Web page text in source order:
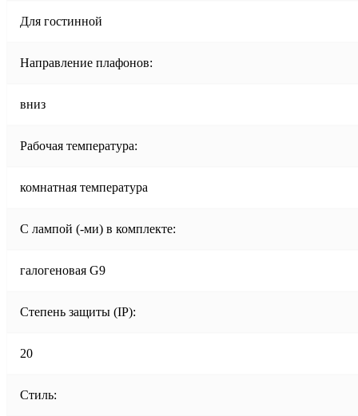
Для гостинной
Направление плафонов:
вниз
Рабочая температура:
комнатная температура
С лампой (-ми) в комплекте:
галогеновая G9
Степень защиты (IP):
20
Стиль: